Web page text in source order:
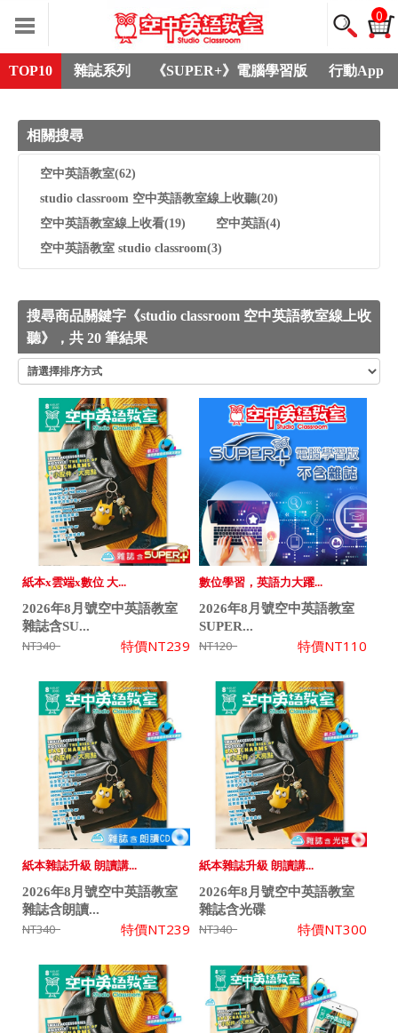
0
TOP10 雜誌系列 《SUPER+》電腦學習版 行動App
相關搜尋
空中英語教室(62)
studio classroom 空中英語教室線上收聽(20)
空中英語教室線上收看(19) 空中英語(4)
空中英語教室 studio classroom(3)
搜尋商品關鍵字《studio classroom 空中英語教室線上收
聽》，共 20 筆結果
紙本x雲端x數位 大...
2026年8月號空中英語教室
雜誌含SU...
NT340 特價NT239
數位學習，英語力大躍...
2026年8月號空中英語教室
SUPER...
NT120 特價NT110
紙本雜誌升級 朗讀講...
2026年8月號空中英語教室
雜誌含朗讀...
NT340 特價NT239
紙本雜誌升級 朗讀講...
2026年8月號空中英語教室
雜誌含光碟
NT340 特價NT300